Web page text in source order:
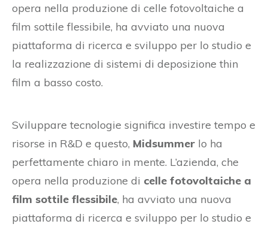
opera nella produzione di celle fotovoltaiche a
film sottile flessibile, ha avviato una nuova
piattaforma di ricerca e sviluppo per lo studio e
la realizzazione di sistemi di deposizione thin
film a basso costo.
Sviluppare tecnologie significa investire tempo e
risorse in R&D e questo, Midsummer lo ha
perfettamente chiaro in mente. L’azienda, che
opera nella produzione di celle fotovoltaiche a
film sottile flessibile, ha avviato una nuova
piattaforma di ricerca e sviluppo per lo studio e